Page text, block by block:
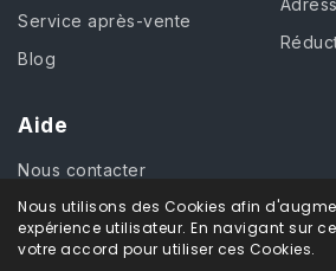
Nous utilisons des Cookies afin
expérience utilisateur. En navigant sur
votre accord pour utiliser ces Cookies.
Service après-vente
Blog
Aide
Nous contacter